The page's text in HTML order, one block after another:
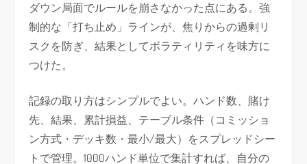
ダウン局面でルールを崩さなかった点にある。強
制的な「打ち止め」ラインが、焦りからの過剰リ
スクを防ぎ、結果としてボラティリティを味方に
つけた。
記録の取り方はシンプルでよい。ハンド数、賭け
先、結果、累計損益、テーブル条件（コミッショ
ン方式・デッキ数・最小/最大）をスプレッドシー
トで管理。1000ハンド単位で集計すれば、自分の